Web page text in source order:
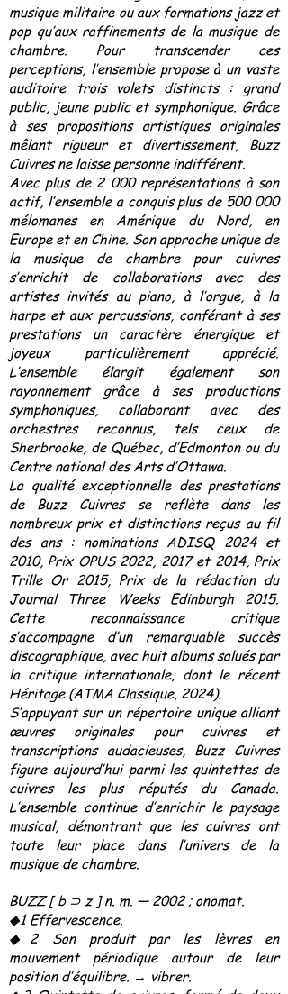
musique militaire ou aux formations jazz et
pop qu’aux raffinements de la musique de
chambre. Pour transcender ces
perceptions, l’ensemble propose à un vaste
auditoire trois volets distincts : grand
public, jeune public et symphonique. Grâce
à ses propositions artistiques originales
mêlant rigueur et divertissement, Buzz
Cuivres ne laisse personne indifférent.
Avec plus de 2 000 représentations à son
actif, l’ensemble a conquis plus de 500 000
mélomanes en Amérique du Nord, en
Europe et en Chine. Son approche unique de
la musique de chambre pour cuivres
s’enrichit de collaborations avec des
artistes invités au piano, à l’orgue, à la
harpe et aux percussions, conférant à ses
prestations un caractère énergique et
joyeux particulièrement apprécié.
L’ensemble élargit également son
rayonnement grâce à ses productions
symphoniques, collaborant avec des
orchestres reconnus, tels ceux de
Sherbrooke, de Québec, d’Edmonton ou du
Centre national des Arts d’Ottawa.
La qualité exceptionnelle des prestations
de Buzz Cuivres se reflète dans les
nombreux prix et distinctions reçus au fil
des ans : nominations ADISQ 2024 et
2010, Prix OPUS 2022, 2017 et 2014, Prix
Trille Or 2015, Prix de la rédaction du
Journal Three Weeks Edinburgh 2015.
Cette reconnaissance critique
s’accompagne d’un remarquable succès
discographique, avec huit albums salués par
la critique internationale, dont le récent
Héritage (ATMA Classique, 2024).
S’appuyant sur un répertoire unique alliant
œuvres originales pour cuivres et
transcriptions audacieuses, Buzz Cuivres
figure aujourd’hui parmi les quintettes de
cuivres les plus réputés du Canada.
L’ensemble continue d’enrichir le paysage
musical, démontrant que les cuivres ont
toute leur place dans l’univers de la
musique de chambre.
BUZZ [ b ⊃ z ] n. m. — 2002 ; onomat.
◆1 Effervescence.
◆2 Son produit par les lèvres en
mouvement périodique autour de leur
position d’équilibre. → vibrer.